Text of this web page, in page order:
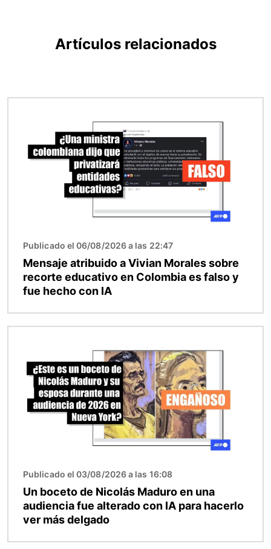
Artículos relacionados
Publicado el 06/08/2026 a las 22:47
Mensaje atribuido a Vivian Morales sobre
recorte educativo en Colombia es falso y
fue hecho con IA
Publicado el 03/08/2026 a las 16:08
Un boceto de Nicolás Maduro en una
audiencia fue alterado con IA para hacerlo
ver más delgado